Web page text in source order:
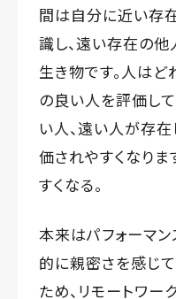
間は自分に近い存
識し、遠い存在の
生き物です。人は
の良い人を評価し
い人、遠い人が存在
価されやすくなり
すくなる。
本来はパフォーマ
的に親密さを感じ
ため、リモートワ